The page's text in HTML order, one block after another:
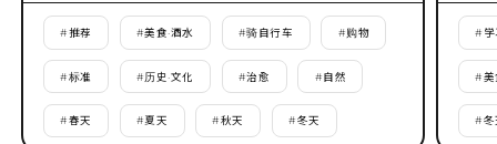
#推荐 #美食·酒水 #骑自行车 #购物
#标准 #历史·文化 #治愈 #自然
#春天 #夏天 #秋天 #冬天
# 学
#美
#冬